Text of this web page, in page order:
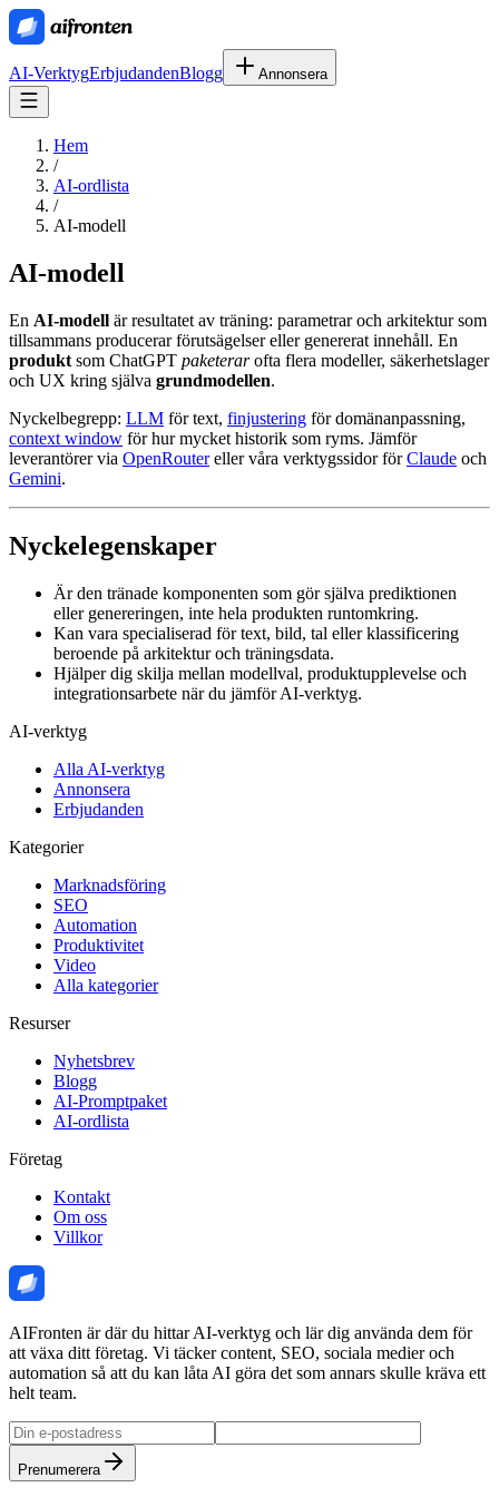
AI-VerktygErbjudandenBlogg Annonsera
Hem
/
AI-ordlista
/
AI-modell
AI-modell
En AI-modell är resultatet av träning: parametrar och arkitektur som
tillsammans producerar förutsägelser eller genererat innehåll. En
produkt som ChatGPT paketerarofta flera modeller, säkerhetslager
och UX kring själva grundmodellen.
Nyckelbegrepp: LLM för text, finjustering för domänanpassning,
context window för hur mycket historik som ryms. Jämför
leverantörer via OpenRoutereller våra verktygssidor förClaude och
Gemini.
Nyckelegenskaper
Är den tränade komponenten som gör själva prediktionen
eller genereringen, inte hela produkten runtomkring.
Kan vara specialiserad för text, bild, tal eller klassificering
beroende på arkitektur och träningsdata.
Hjälper dig skilja mellan modellval, produktupplevelse och
integrationsarbete när du jämför AI-verktyg.
AI-verktyg
Alla AI-verktyg
Annonsera
Erbjudanden
Kategorier
Marknadsföring
SEO
Automation
Produktivitet
Video
Alla kategorier
Resurser
Nyhetsbrev
Blogg
AI-Promptpaket
AI-ordlista
Företag
Kontakt
Om oss
Villkor
AIFronten är där du hittar AI-verktyg och lär dig använda dem för
att växa ditt företag. Vi täcker content, SEO, sociala medier och
automation så att du kan låta AI göra det som annars skulle kräva ett
helt team.
Prenumerera